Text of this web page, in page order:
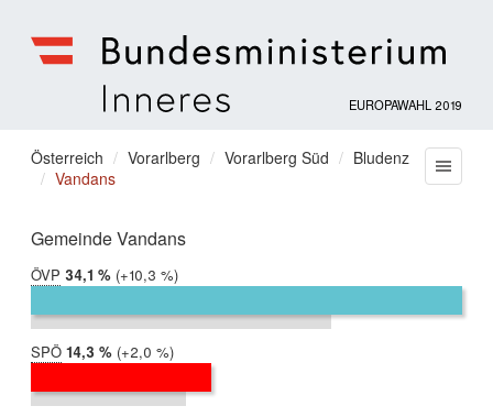
für
Inneres
EUROPAWAHL 2019
Sie
befinden
hier:
Österreich Vorarlberg Vorarlberg Süd
Bludenz
Vandans
Gemeinde Vandans
ÖVP 2019:
34,1 %
2014:
23,8 %
Differenz:
+10,3 %
SPÖ 2019:
14,3 %
2014:
12,3 %
Differenz:
+2,0 %